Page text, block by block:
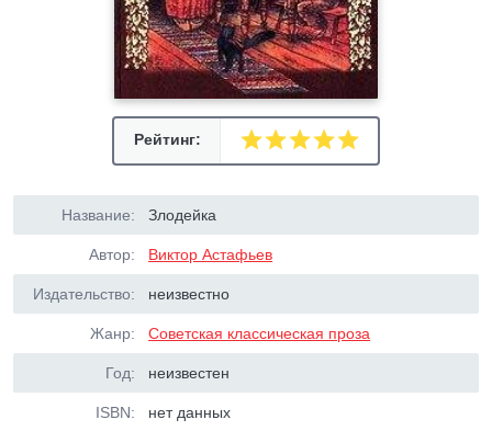
Рейтинг:
Название: Злодейка
Автор: Виктор Астафьев
Издательство: неизвестно
Жанр: Советская классическая проза
Год: неизвестен
ISBN: нет данных